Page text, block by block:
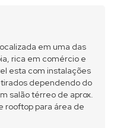
em uma das
rica em comércio e
esta com instalações
dependendo do
salão térreo de aprox.
rooftop para área de